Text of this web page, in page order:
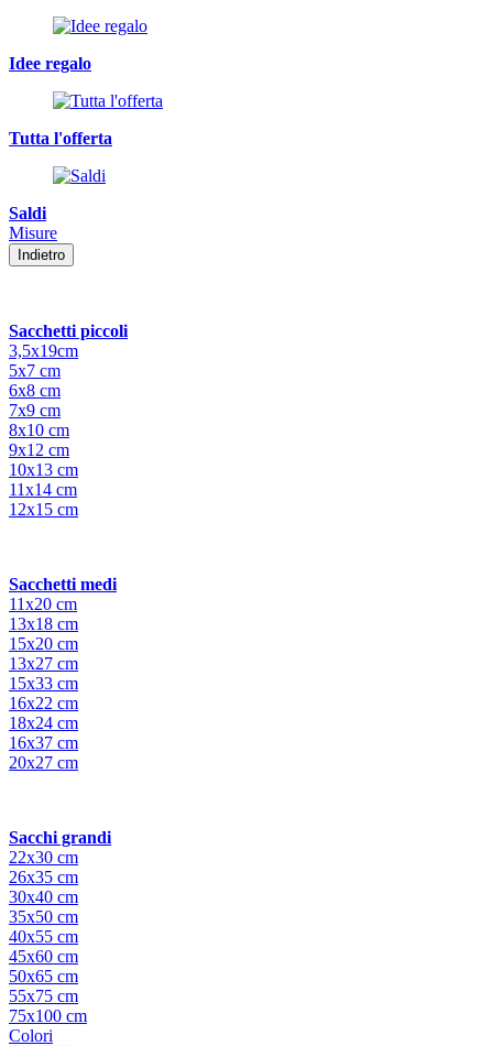
Idee regalo
Tutta l'offerta
Saldi
Misure
Indietro
Sacchetti piccoli
3,5x19cm
5x7 cm
6x8 cm
7x9 cm
8x10 cm
9x12 cm
10x13 cm
11x14 cm
12x15 cm
Sacchetti medi
11x20 cm
13x18 cm
15x20 cm
13x27 cm
15x33 cm
16x22 cm
18x24 cm
16x37 cm
20x27 cm
Sacchi grandi
22x30 cm
26x35 cm
30x40 cm
35x50 cm
40x55 cm
45x60 cm
50x65 cm
55x75 cm
75x100 cm
Colori